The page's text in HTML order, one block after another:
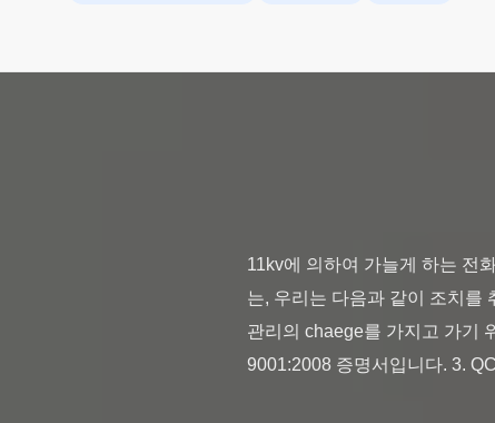
11kv에 의하여 가늘게 하는 전
는, 우리는 다음과 같이 조치를
관리의 chaege를 가지고 가기